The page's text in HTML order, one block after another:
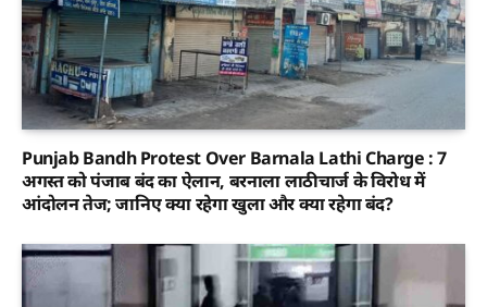
Punjab Bandh Protest Over Barnala Lathi Charge : 7
अगस्त को पंजाब बंद का ऐलान, बरनाला लाठीचार्ज के विरोध में
आंदोलन तेज; जानिए क्या रहेगा खुला और क्या रहेगा बंद?